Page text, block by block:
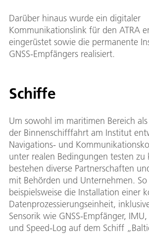
Darüber hinaus wurde ein digitaler
Kommunikationslink für den ATRA
eingerüstet sowie die permanente
GNSS-Empfängers realisiert.
Schiffe
Um sowohl im maritimen Bereich
der Binnenschifffahrt am Institut
Navigations- und
unter realen Bedingungen testen zu
bestehen diverse Partnerschaften
mit Behörden und Unternehmen.
beispielsweise die Installation einer
Datenprozessierungseinheit,
Sensorik wie GNSS-Empfänger,
und Speed-Log auf dem Schiff